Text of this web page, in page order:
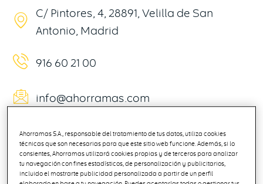
C/ Pintores, 4, 28891, Velilla de San
Antonio, Madrid
916 60 21 00
info@ahorramas.com
Ahorramas S.A., responsable del tratamiento de tus datos, utiliza cookies
técnicas que son necesarias para que este sitio web funcione. Además, si lo
consientes, Ahorramas utilizará cookies propias y de terceros para analizar
tu navegación con fines estadísticos, de personalización y publicitarios,
incluido el mostrarte publicidad personalizada a partir de un perfil